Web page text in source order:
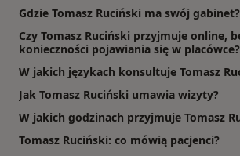
Gdzie Tomasz Ruciński ma swój gabinet?
Czy Tomasz Ruciński przyjmuje online,
konieczności pojawiania się w placówce?
W jakich językach konsultuje Tomasz
Jak Tomasz Ruciński umawia wizyty?
W jakich godzinach przyjmuje Tomasz
Tomasz Ruciński: co mówią pacjenci?